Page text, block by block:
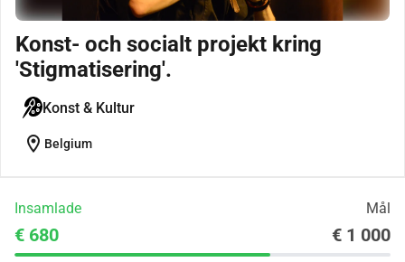
Konst- och socialt projekt kring
'Stigmatisering'.
Konst & Kultur
location_on Belgium
Insamlade Mål
€ 680 € 1 000